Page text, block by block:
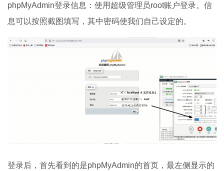
phpMyAdmin登录信息：使用超级管理员root账户登录。信
息可以按照截图填写，其中密码使我们自己设定的。
登录后，首先看到的是phpMyAdmin的首页，最左侧显示的